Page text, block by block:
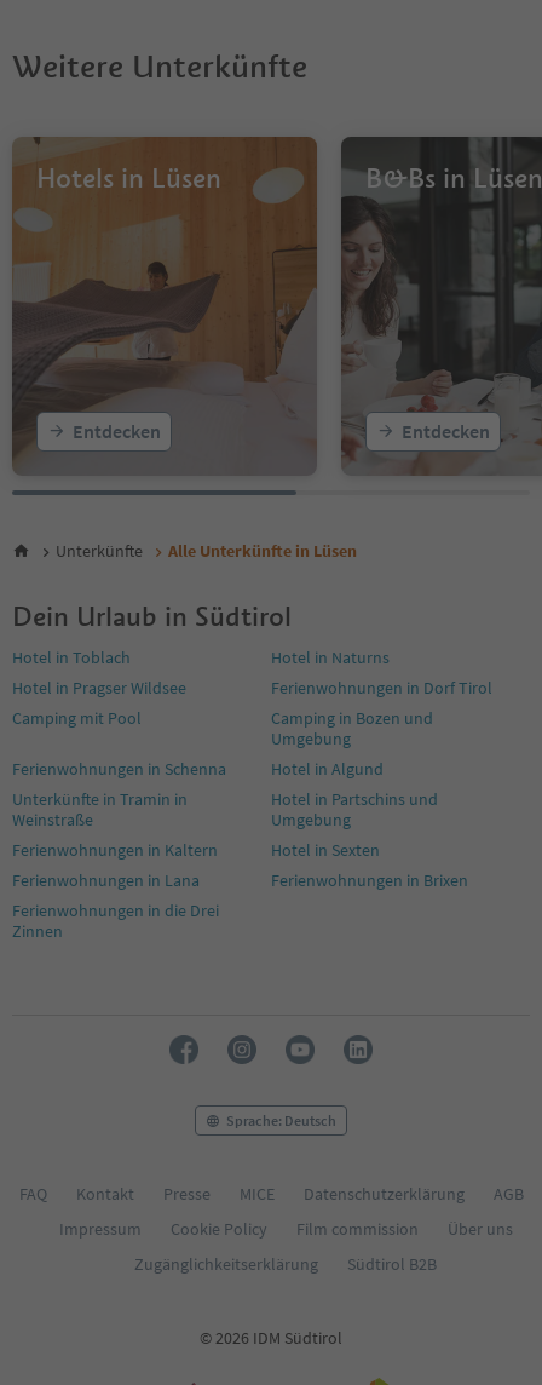
Weitere Unterkünfte
Hotels in Lüsen
Entdecken
B&Bs in Lüsen
Entdecken
Unterkünfte Alle Unterkünfte in Lüsen
Dein Urlaub in Südtirol
Hotel in Toblach
Hotel in Naturns
Hotel in Pragser Wildsee
Ferienwohnungen in Dorf Tirol
Camping mit Pool
Camping in Bozen und
Umgebung
Ferienwohnungen in Schenna
Hotel in Algund
Unterkünfte in Tramin in
Weinstraße
Hotel in Partschins und
Umgebung
Ferienwohnungen in Kaltern
Hotel in Sexten
Ferienwohnungen in Lana
Ferienwohnungen in Brixen
Ferienwohnungen in die Drei
Zinnen
Sprache: Deutsch
FAQ Kontakt Presse MICE Datenschutzerklärung
AGB
Impressum
Cookie Policy Film commission
Über uns
Zugänglichkeitserklärung
Südtirol B2B
© 2026 IDM Südtirol